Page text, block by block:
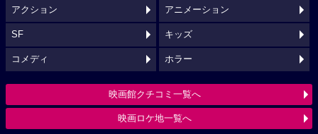
アクション アニメーション
SF キッズ
コメディ ホラー
映画館クチコミ一覧へ
映画ロケ地一覧へ